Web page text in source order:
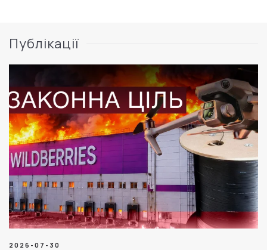
Публікації
2026-07-30